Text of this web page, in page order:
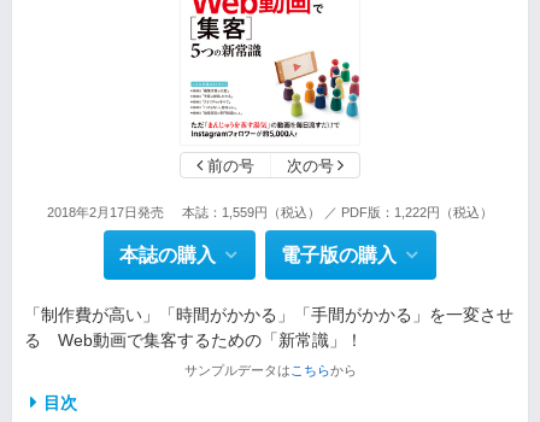
前の号 次の号
2018年2月17日発売 本誌：1,559円（税込） ／ PDF版：1,222円（税込）
本誌の購入 電子版の購入
「制作費が高い」「時間がかかる」「手間がかかる」を一変させ
る Web動画で集客するための「新常識」！
サンプルデータは こちらから
目次